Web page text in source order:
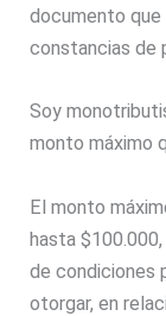
documento que
constancias de
Soy
monto máximo
El monto
hasta
de condiciones
otorgar, en